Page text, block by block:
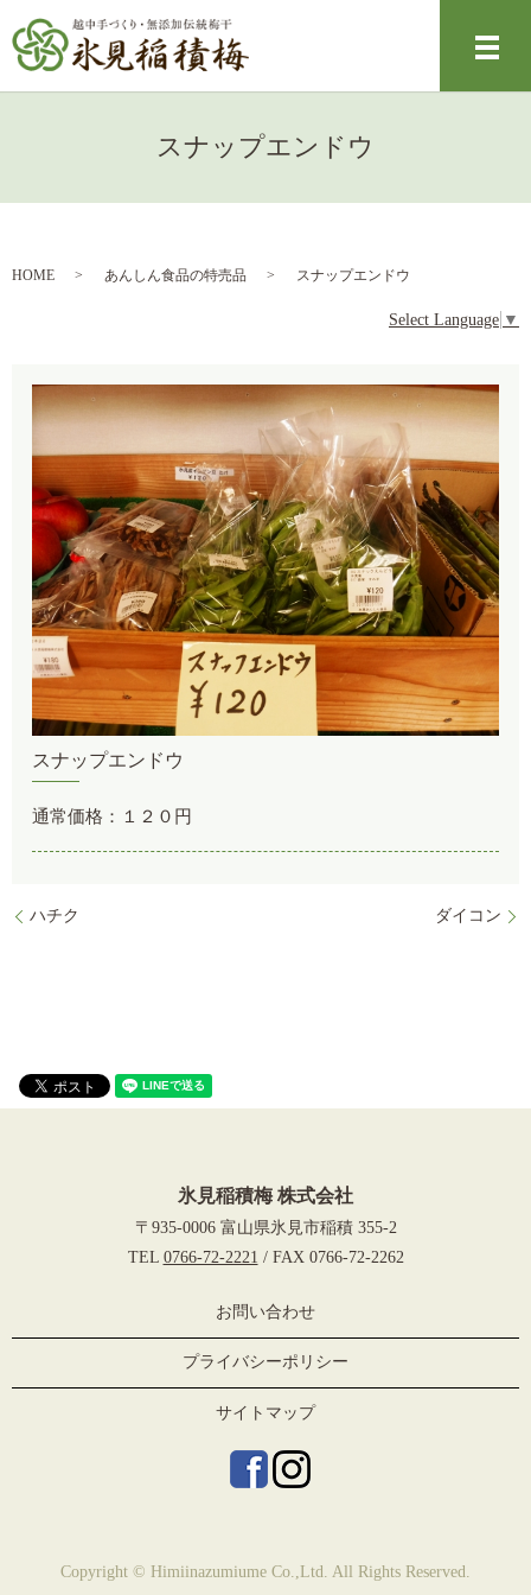
スナップエンドウ
HOME あんしん食品の特売品 スナップエンドウ
Select Language ▼
スナップエンドウ
通常価格：１２０円
ハチク ダイコン
氷見稲積梅 株式会社
〒935-0006 富山県氷見市稲積 355-2
TEL 0766-72-2221 / FAX 0766-72-2262
お問い合わせ
プライバシーポリシー
サイトマップ
Copyright © Himiinazumiume Co.,Ltd. All Rights Reserved.